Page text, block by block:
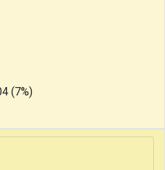
(7%)